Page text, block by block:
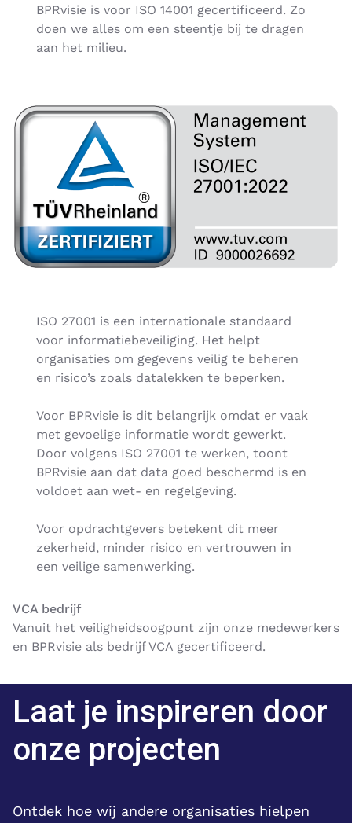
BPRvisie is voor ISO 14001 gecertificeerd. Zo
doen we alles om een steentje bij te dragen
aan het milieu.
ISO 27001 is een internationale standaard
voor informatiebeveiliging. Het helpt
organisaties om gegevens veilig te beheren
en risico’s zoals datalekken te beperken.
Voor BPRvisie is dit belangrijk omdat er vaak
met gevoelige informatie wordt gewerkt.
Door volgens ISO 27001 te werken, toont
BPRvisie aan dat data goed beschermd is en
voldoet aan wet- en regelgeving.
Voor opdrachtgevers betekent dit meer
zekerheid, minder risico en vertrouwen in
een veilige samenwerking.
VCA bedrijf
Vanuit het veiligheidsoogpunt zijn onze medewerkers
en BPRvisie als bedrijf VCA gecertificeerd.
Laat je inspireren door
onze projecten
Ontdek hoe wij andere organisaties hielpen